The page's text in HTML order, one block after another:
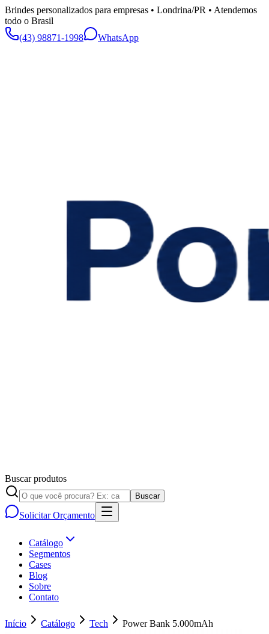
Brindes personalizados para empresas • Londrina/PR • Atendemos
todo o Brasil
(43) 98871-1998
WhatsApp
Buscar produtos
Buscar
Solicitar Orçamento
Catálogo
Segmentos
Cases
Blog
Sobre
Contato
Início Catálogo Tech Power Bank 5.000mAh